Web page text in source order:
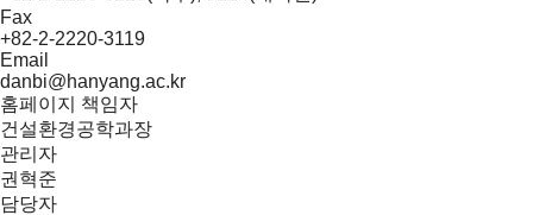
Fax
+82-2-2220-3119
Email
danbi@hanyang.ac.kr
홈페이지 책임자
건설환경공학과장
관리자
권혁준
담당자